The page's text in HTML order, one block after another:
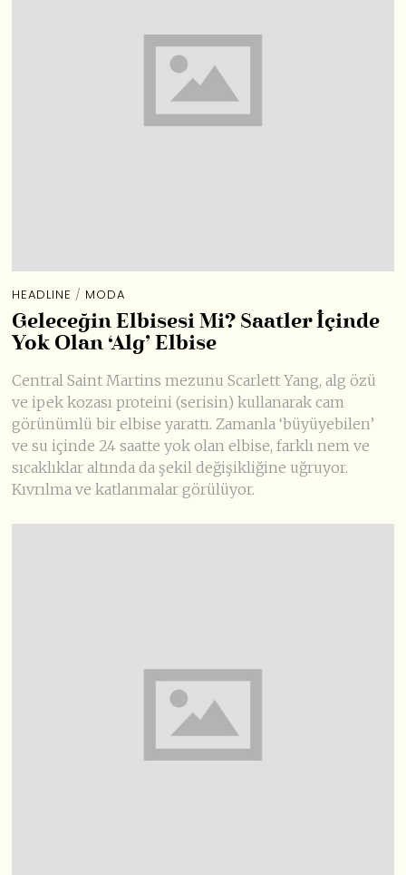
HEADLINE / MODA
Geleceğin Elbisesi Mi? Saatler İçinde
Yok Olan ‘Alg’ Elbise
Central Saint Martins mezunu Scarlett Yang, alg özü
ve ipek kozası proteini (serisin) kullanarak cam
görünümlü bir elbise yarattı. Zamanla ‘büyüyebilen’
ve su içinde 24 saatte yok olan elbise, farklı nem ve
sıcaklıklar altında da şekil değişikliğine uğruyor.
Kıvrılma ve katlanmalar görülüyor.